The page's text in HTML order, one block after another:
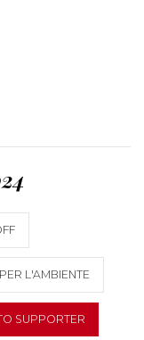
L'AMBIENTE
SUPPORTER